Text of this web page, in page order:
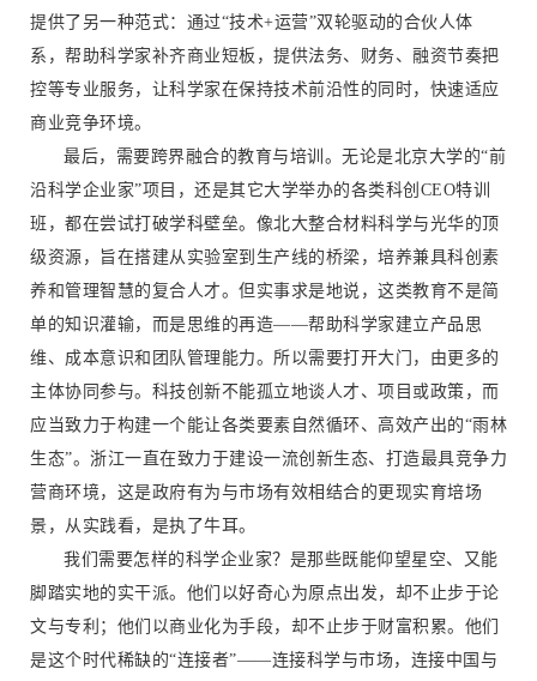
提供了另一种范式：通过“技术+运营”双轮驱动的合伙人体
系，帮助科学家补齐商业短板，提供法务、财务、融资节奏把
控等专业服务，让科学家在保持技术前沿性的同时，快速适应
商业竞争环境。
最后，需要跨界融合的教育与培训。无论是北京大学的“前
沿科学企业家”项目，还是其它大学举办的各类科创CEO特训
班，都在尝试打破学科壁垒。像北大整合材料科学与光华的顶
级资源，旨在搭建从实验室到生产线的桥梁，培养兼具科创素
养和管理智慧的复合人才。但实事求是地说，这类教育不是简
单的知识灌输，而是思维的再造——帮助科学家建立产品思
维、成本意识和团队管理能力。所以需要打开大门，由更多的
主体协同参与。科技创新不能孤立地谈人才、项目或政策，而
应当致力于构建一个能让各类要素自然循环、高效产出的“雨林
生态”。浙江一直在致力于建设一流创新生态、打造最具竞争力
营商环境，这是政府有为与市场有效相结合的更现实育培场
景，从实践看，是执了牛耳。
我们需要怎样的科学企业家？是那些既能仰望星空、又能
脚踏实地的实干派。他们以好奇心为原点出发，却不止步于论
文与专利；他们以商业化为手段，却不止步于财富积累。他们
是这个时代稀缺的“连接者”——连接科学与市场，连接中国与